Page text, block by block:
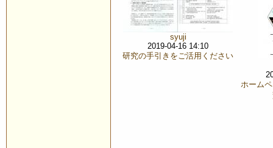
syuji
2019-04-16 14:10
研究の手引きをご活用ください
ホーム